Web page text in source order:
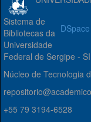
Sistema de
Bibliotecas da
Universidade
Federal de Sergipe -
Núcleo de Tecnologia
+55 79 3194-6528